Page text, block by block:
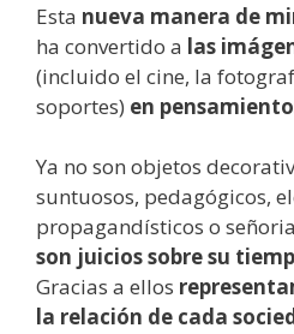
Esta nueva manera de
ha convertido a las
(incluido el cine, la
soportes) en
Ya no son objetos
suntuosos, pedagógicos,
propagandísticos o
son juicios sobre su
Gracias a ellos
la relación de cada